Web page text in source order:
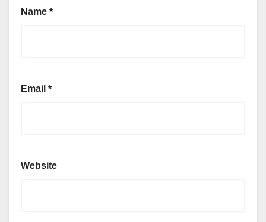
Name*
Email*
Website